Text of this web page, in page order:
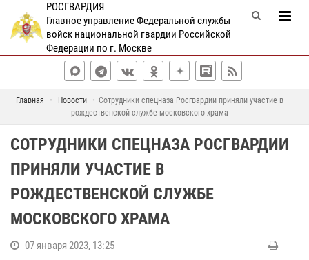
РОСГВАРДИЯ
Главное управление Федеральной службы
войск национальной гвардии Российской
Федерации по г. Москве
Главная Новости
Сотрудники спецназа Росгвардии приняли участие в
рождественской службе московского храма
СОТРУДНИКИ СПЕЦНАЗА РОСГВАРДИИ
ПРИНЯЛИ УЧАСТИЕ В
РОЖДЕСТВЕНСКОЙ СЛУЖБЕ
МОСКОВСКОГО ХРАМА
07 января 2023, 13:25